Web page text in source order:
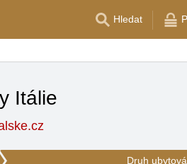
Hledat
Itálie
Druh